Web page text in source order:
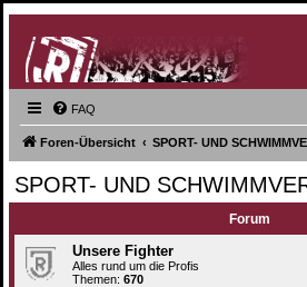
FAQ
Foren-Übersicht SPORT- UND
SPORT- UND
Forum
Unsere Fighter
Alles rund um die Profis
Themen: 670